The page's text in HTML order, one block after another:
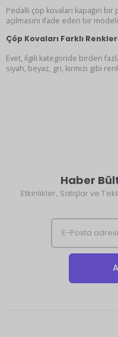
Pedallı çöp kovaları kapağın
açılmasını ifade eden bir
Çöp Kovaları Farklı
Evet, ilgili kategoride birden
siyah, beyaz, gri, kırmızı gibi
Haber
Etkinlikler, Satışlar ve